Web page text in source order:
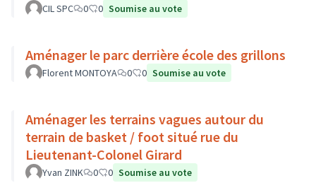
CIL SPC 0 0 Soumise au vote
Aménager le parc derrière école des grillons
Florent MONTOYA 0 0 Soumise au vote
Aménager les terrains vagues autour du
terrain de basket / foot situé rue du
Lieutenant-Colonel Girard
Yvan ZINK 0 0 Soumise au vote